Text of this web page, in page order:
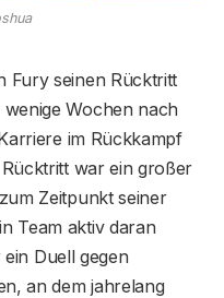
Fury seinen Rücktritt
Wochen nach
im Rückkampf
war ein großer
Zeitpunkt seiner
Team aktiv daran
Duell gegen
an dem jahrelang